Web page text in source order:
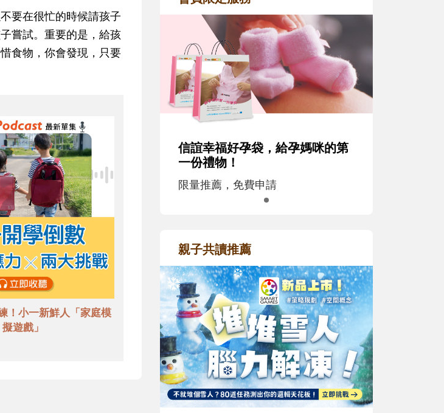
要在很忙的時候請孩子
嘗試。重要的是，給孩
食物，你會發現，只要
！小一新鮮人「家庭模
擬遊戲」
信誼幸福好孕袋，給孕媽咪的第
一份禮物！
限量推薦，免費申請
親子共讀推薦